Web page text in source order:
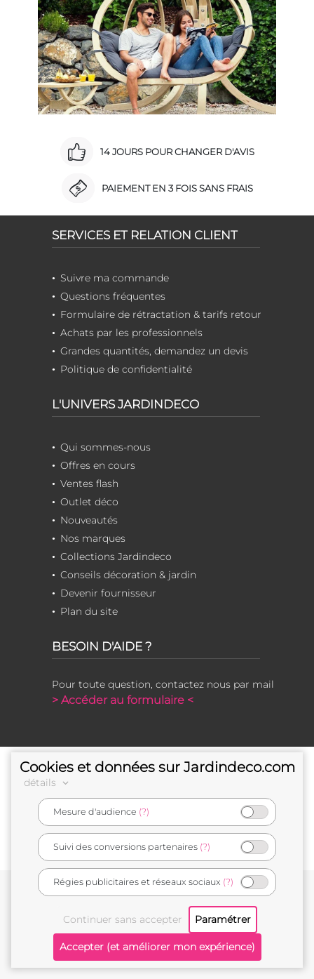
14 JOURS POUR CHANGER D'AVIS
PAIEMENT EN 3 FOIS SANS FRAIS
SERVICES ET RELATION CLIENT
Suivre ma commande
Questions fréquentes
Formulaire de rétractation & tarifs retour
Achats par les professionnels
Grandes quantités, demandez un devis
Politique de confidentialité
L'UNIVERS JARDINDECO
Qui sommes-nous
Offres en cours
Ventes flash
Outlet déco
Nouveautés
Nos marques
Collections Jardindeco
Conseils décoration & jardin
Devenir fournisseur
Plan du site
BESOIN D'AIDE ?
Pour toute question, contactez nous par mail
> Accéder au formulaire <
e-commerçant français
Mentions légales
Cookies et données sur Jardindeco.com
détails
Mesure d'audience (?)
Suivi des conversions partenaires (?)
Régies publicitaires et réseaux sociaux (?)